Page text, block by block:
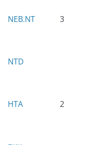
NEB.NT 3
NTD
HTA 2